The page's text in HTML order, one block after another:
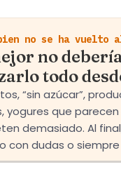
no se ha vuelto
no
todo
“sin azúcar”,
yogures que parecen
demasiado. Al
con dudas o siempre